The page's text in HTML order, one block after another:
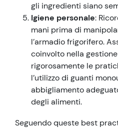
gli ingredienti siano
Igiene personale:
mani prima di
l’armadio frigorifero.
coinvolto nella
rigorosamente le
l’utilizzo di guanti
abbigliamento
degli alimenti.
Seguendo queste best